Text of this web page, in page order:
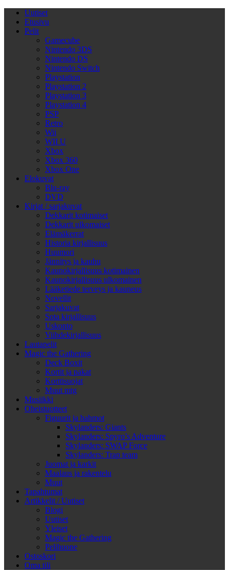
Uutiset
Etusivu
Pelit
Gamecube
Nintendo 3DS
Nintendo DS
Nintendo Switch
Playstation
Playstation 2
Playstation 3
Playstation 4
PSP
Retro
Wii
WII U
Xbox
Xbox 360
Xbox One
Elokuvat
Blu-ray
DVD
Kirjat / sarjakuvat
Dekkarit kotimaiset
Dekkarit ulkomaiset
Elämäkerrat
Historia kirjallisuus
Huumori
Jännitys ja kauhu
Kaunokirjallisuus kotimainen
Kaunokirjallisuus ulkomainen
Lääketiede terveys ja kauneus
Novellit
Sarjakuvat
Sota kirjallisuus
Uskonto
Viihdekirjallisuus
Lautapelit
Magic the Gathering
Deck Boxit
Kortit ja pakat
Korttisuojat
Muut mtg
Musiikki
Oheistuotteet
Figuurit ja hahmot
Skylanders: Giants
Skylanders: Spyro’s Adventure
Skylanders: SWAP Force
Skylanders: Trap team
Juomat ja karkit
Maalaus ja rakentelu
Muut
Tapahtumat
Artikkelit / Uutiset
Blogi
Uutiset
Yleiset
Magic the Gathering
Pelihuone
Ostoskori
Oma tili